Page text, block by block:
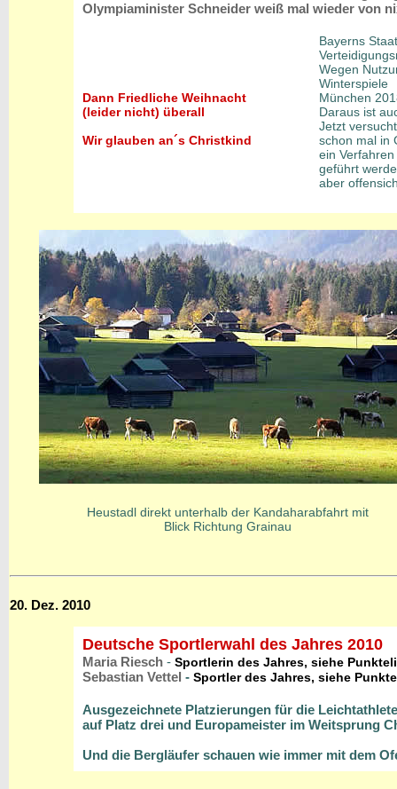
Olympiaminister Schneider weiß mal wieder von
Dann Friedliche Weihnacht
(leider nicht) überall
Wir glauben an´s Christkind
Bayerns
Wegen
Winterspiele
München
Daraus ist
Jetzt
schon mal in
ein
geführt
aber
Heustadl direkt unterhalb der Kandaharabfahrt mit
Blick Richtung Grainau
20. Dez. 2010
Deutsche Sportlerwahl des Jahres 2010
Maria Riesch - Sportlerin des Jahres, siehe
Sebastian Vettel - Sportler des Jahres, siehe
Ausgezeichnete Platzierungen für die
auf Platz drei und Europameister im Weitsprung
Und die Bergläufer schauen wie immer mit dem